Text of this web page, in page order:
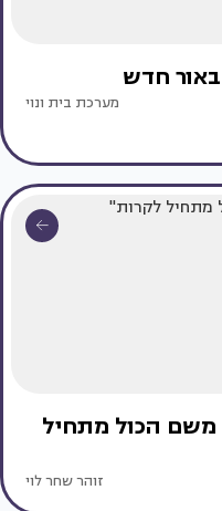
חדש
מערכת בית ונוי
הכול מתחיל
זוהר שחר לוי